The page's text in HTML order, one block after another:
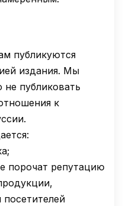
публикуются
издания. Мы
не публиковать
к
порочат репутацию